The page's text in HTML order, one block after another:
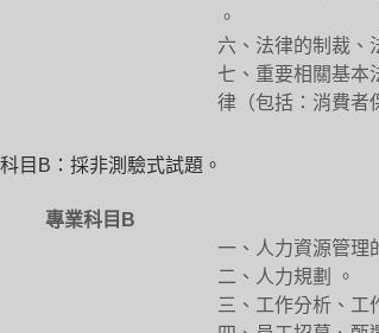
。
六、法律的制裁、
七、重要相關基本
律（包括：消費者
目B：採非測驗式試題。
專業科目B
一、人力資源管理
二、人力規劃 。
三、工作分析、工